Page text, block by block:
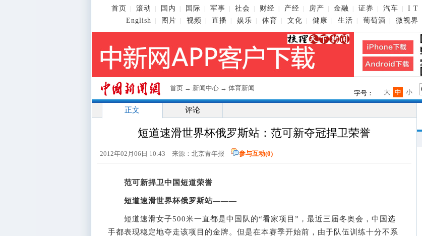
首页 滚动 国内 国际 军事 社会 财经 产经 房产 金融 证券 汽车 I T
English
图片 视频 直播 娱乐 体育 文化 健康 生活 葡萄酒 微视界
首页 → 新闻中心 → 体育新闻
字号： 小
中
大
正文 评论
短道速滑世界杯俄罗斯站：范可新夺冠捍卫荣誉
2012年02月06日 10:43 来源：北京青年报 参与互动(0)
范可新捍卫中国短道荣誉
短道速滑世界杯俄罗斯站———
短道速滑女子500米一直都是中国队的“看家项目”，最近三届冬奥会，中国选
手都表现稳定地夺走该项目的金牌。但是在本赛季开始前，由于队伍训练十分不系